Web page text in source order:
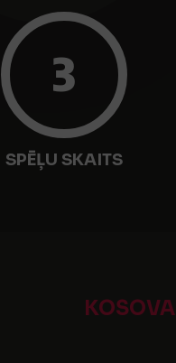
3
SPĒĻU SKAITS
KOSOVA